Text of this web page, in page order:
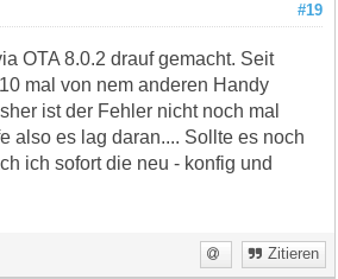
#19
OTA 8.0.2 drauf gemacht. Seit
mal von nem anderen Handy
ist der Fehler nicht noch mal
also es lag daran.... Sollte es noch
ich sofort die neu - konfig und
Zitieren